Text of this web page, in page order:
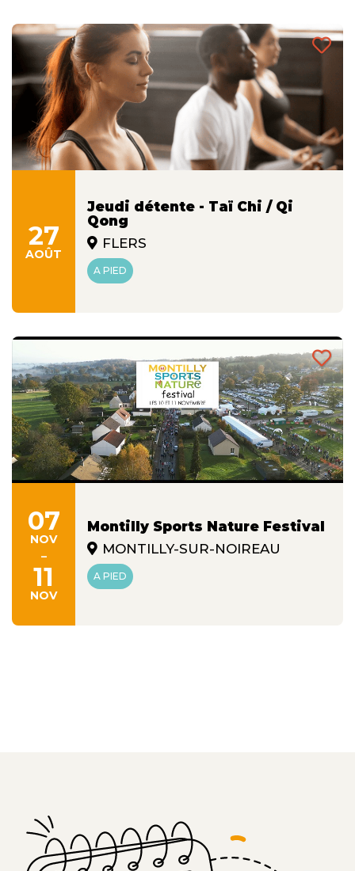
27
AOÛT
Jeudi détente - Taï Chi / Qi
Qong
FLERS
A PIED
07
NOV
-
11
NOV
Montilly Sports Nature Festival
MONTILLY-SUR-NOIREAU
A PIED